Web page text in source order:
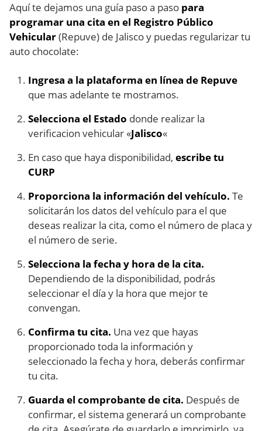
Aquí te dejamos una guía paso a paso para
programar una cita en el Registro Público
Vehicular(Repuve) de Jalisco y puedas regularizar tu
auto chocolate:
Ingresa a la plataforma en línea de Repuve
que mas adelante te mostramos.
Selecciona el Estado donde realizar la
verificacion vehicular «Jalisco«
En caso que haya disponibilidad, escribe tu
CURP
Proporciona la información del vehículo. Te
solicitarán los datos del vehículo para el que
deseas realizar la cita, como el número de placa y
el número de serie.
Selecciona la fecha y hora de la cita.
Dependiendo de la disponibilidad, podrás
seleccionar el día y la hora que mejor te
convengan.
Confirma tu cita. Una vez que hayas
proporcionado toda la información y
seleccionado la fecha y hora, deberás confirmar
tu cita.
Guarda el comprobante de cita. Después de
confirmar, el sistema generará un comprobante